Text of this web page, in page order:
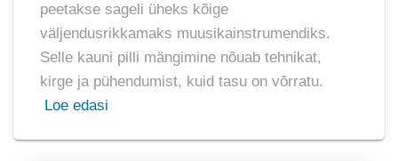
peetakse sageli üheks kõige
väljendusrikkamaks muusikainstrumendiks.
Selle kauni pilli mängimine nõuab tehnikat,
kirge ja pühendumist, kuid tasu on võrratu.
Loe edasi